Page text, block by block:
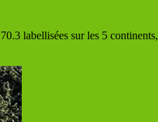
labellisées sur les 5 continents,